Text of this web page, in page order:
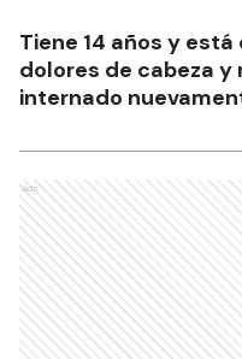
Tiene 14 años y
dolores de cabeza y
internado
Ads